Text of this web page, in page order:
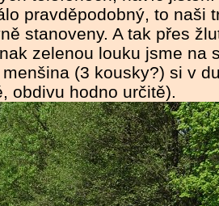
pravděpodobný, to naši
stanoveny. A tak přes
zelenou louku jsme na
(3 kousky?) si v
obdivu hodno určitě).